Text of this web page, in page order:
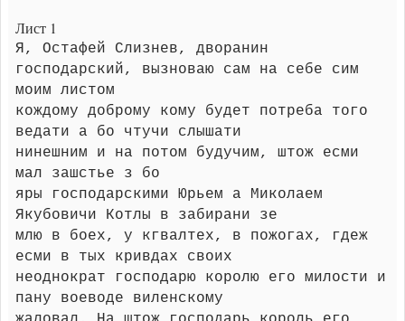
Лист 1
Я, Остафей Слизнев, дворанин
господарский, вызноваю сам на себе сим
моим листом
кождому доброму кому будет потреба того
ведати а бо чтучи слышати
нинешним и на потом будучим, штож есми
мал зашстье з бо
яры господарскими Юрьем а Миколаем
Якубовичи Котлы в забирани зе
млю в боех, у кгвалтех, в пожогах, гдеж
есми в тых кривдах своих
неоднократ господарю королю его милости и
пану воеводе виленскому